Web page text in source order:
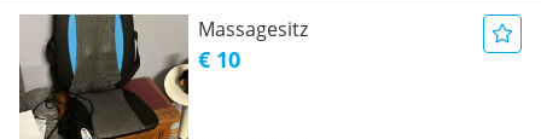
Massagesitz
€ 10